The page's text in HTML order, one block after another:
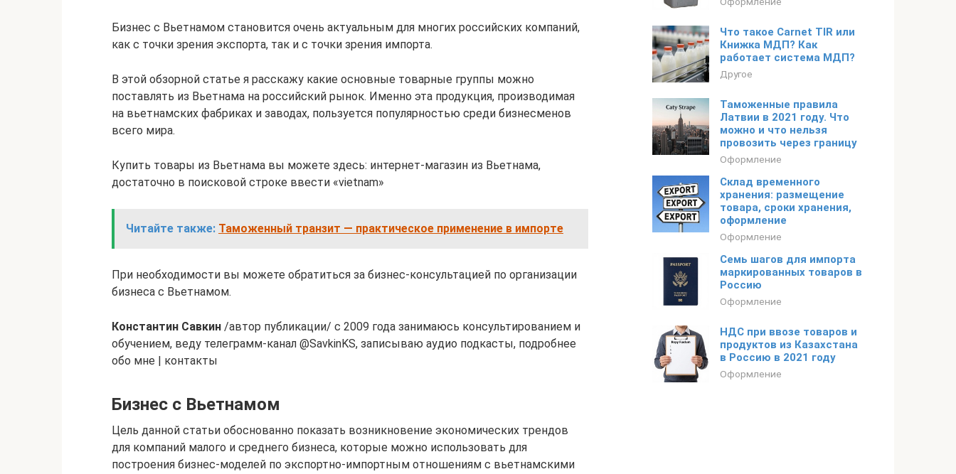
Бизнес с Вьетнамом становится очень актуальным для многих российских компаний,
как с точки зрения экспорта, так и с точки зрения импорта.
В этой обзорной статье я расскажу какие основные товарные группы можно
поставлять из Вьетнама на российский рынок. Именно эта продукция, производимая
на вьетнамских фабриках и заводах, пользуется популярностью среди бизнесменов
всего мира.
Купить товары из Вьетнама вы можете здесь: интернет-магазин из Вьетнама,
достаточно в поисковой строке ввести «vietnam»
Читайте также: Таможенный транзит — практическое применение в импорте
При необходимости вы можете обратиться за бизнес-консультацией по организации
бизнеса с Вьетнамом.
Константин Савкин /автор публикации/ c 2009 года занимаюсь консультированием и
обучением, веду телеграмм-канал @SavkinKS, записываю аудио подкасты, подробнее
обо мне | контакты
Бизнес с Вьетнамом
Цель данной статьи обоснованно показать возникновение экономических трендов
для компаний малого и среднего бизнеса, которые можно использовать для
построения бизнес-моделей по экспортно-импортным отношениям с вьетнамскими
Что такое Carnet TIR или
Книжка МДП? Как
работает система МДП?
Другое
Таможенные правила
Латвии в 2021 году. Что
можно и что нельзя
провозить через границу
Оформление
Склад временного
хранения: размещение
товара, сроки хранения,
оформление
Оформление
Семь шагов для импорта
маркированных товаров в
Россию
Оформление
НДС при ввозе товаров и
продуктов из Казахстана
в Россию в 2021 году
Оформление